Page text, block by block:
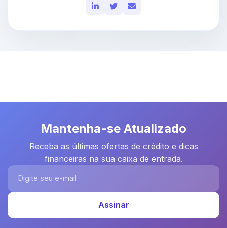
Mantenha-se Atualizado
Receba as últimas ofertas de crédito e dicas
financeiras na sua caixa de entrada.
Digite seu e-mail
Assinar